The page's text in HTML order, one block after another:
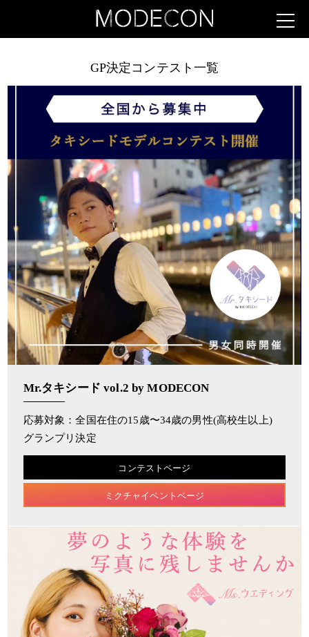
GP決定コンテスト一覧
Mr.タキシード vol.2 by MODECON
応募対象：全国在住の15歳〜34歳の男性(高校生以上)
グランプリ決定
コンテストページ
ミクチャイベントページ